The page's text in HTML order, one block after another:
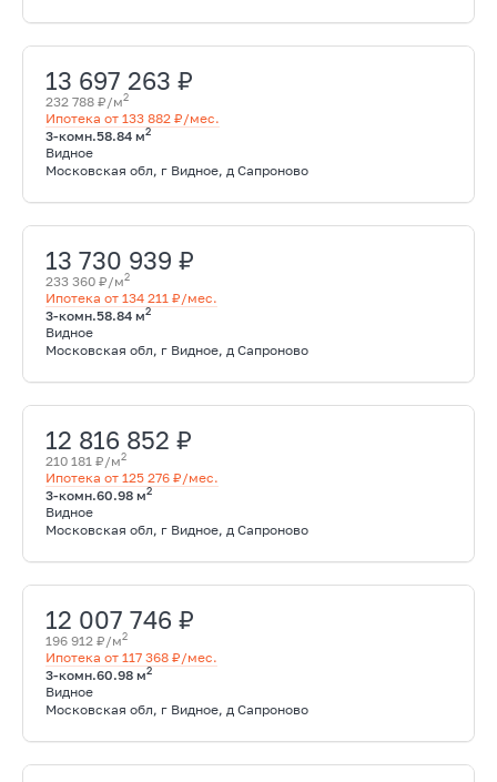
13 697 263 ₽
232 788 ₽/м2
Ипотека от 133 882 ₽/мес.
3-комн.58.84 м2
Видное
Московская обл, г Видное, д Сапроново
13 730 939 ₽
233 360 ₽/м2
Ипотека от 134 211 ₽/мес.
3-комн.58.84 м2
Видное
Московская обл, г Видное, д Сапроново
12 816 852 ₽
210 181 ₽/м2
Ипотека от 125 276 ₽/мес.
3-комн.60.98 м2
Видное
Московская обл, г Видное, д Сапроново
12 007 746 ₽
196 912 ₽/м2
Ипотека от 117 368 ₽/мес.
3-комн.60.98 м2
Видное
Московская обл, г Видное, д Сапроново